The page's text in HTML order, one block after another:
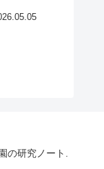
研究ノート.